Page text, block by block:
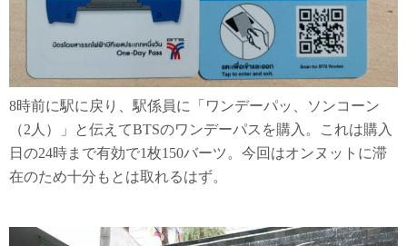
8時前に駅に戻り、駅係員に「ワンデーパッ、ソンコーン
（2人）」と伝えてBTSのワンデーパスを購入。これは購入
日の24時まで有効で1枚150バーツ。今回はオンヌットに滞
在のため十分もとは取れるはず。